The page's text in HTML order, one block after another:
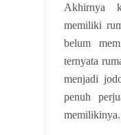
Akhirnya
memiliki
belum
ternyata
menjadi
penuh
memilikinya.